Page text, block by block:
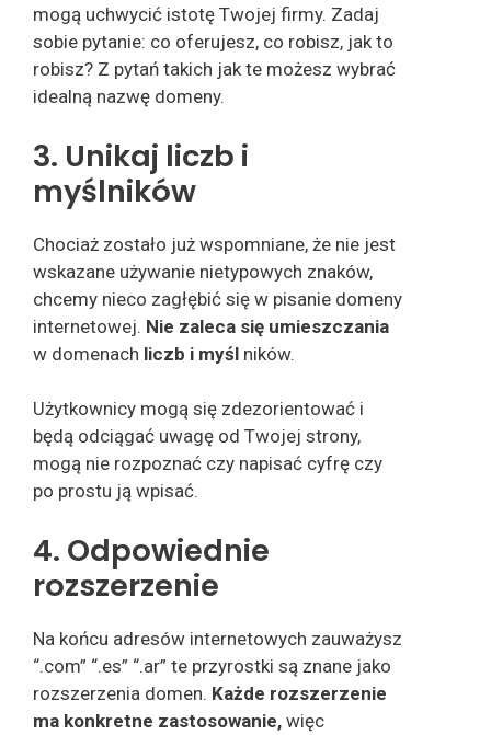
mogą uchwycić istotę Twojej firmy. Zadaj
sobie pytanie: co oferujesz, co robisz, jak to
robisz? Z pytań takich jak te możesz wybrać
idealną nazwę domeny.
3. Unikaj liczb i
myślników
Chociaż zostało już wspomniane, że nie jest
wskazane używanie nietypowych znaków,
chcemy nieco zagłębić się w pisanie domeny
internetowej. Nie zaleca się umieszczania
w domenach liczb i myśl ników.
Użytkownicy mogą się zdezorientować i
będą odciągać uwagę od Twojej strony,
mogą nie rozpoznać czy napisać cyfrę czy
po prostu ją wpisać.
4. Odpowiednie
rozszerzenie
Na końcu adresów internetowych zauważysz
“.com” “.es” “.ar” te przyrostki są znane jako
rozszerzenia domen. Każde rozszerzenie
ma konkretne zastosowanie, więc